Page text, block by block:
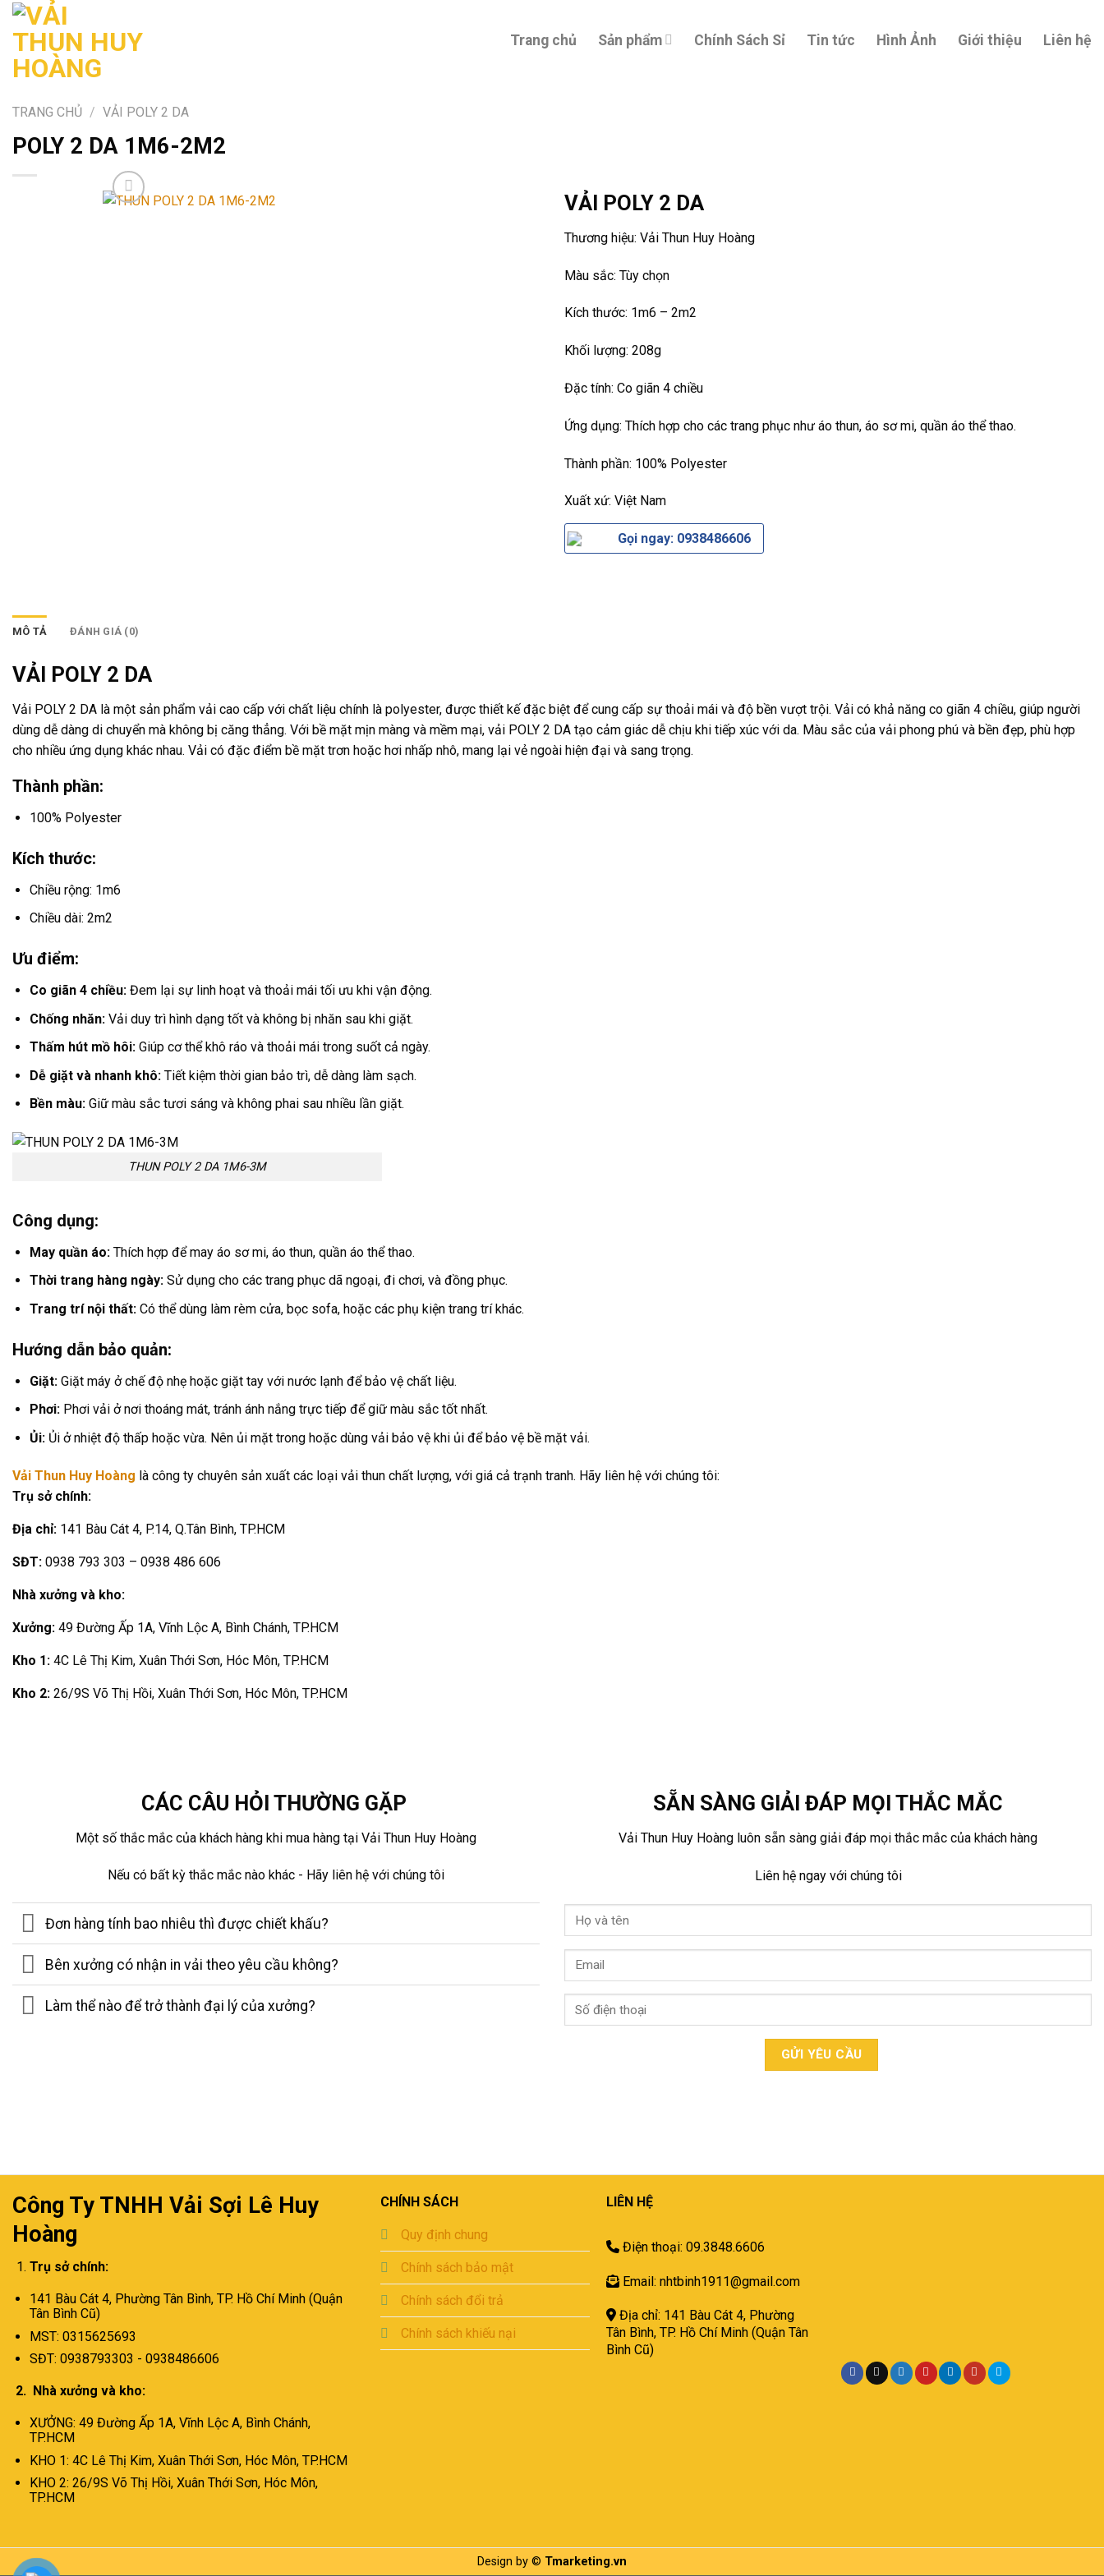
Skip
content
Trang chủ Sản phẩm Chính Sách Sỉ Tin tức Hình Ảnh Giới thiệu Liên hệ
TRANG CHỦ / VẢI POLY 2 DA
POLY 2 DA 1M6-2M2
VẢI POLY 2 DA
Thương hiệu: Vải Thun Huy Hoàng
Màu sắc: Tùy chọn
Kích thước: 1m6 – 2m2
Khối lượng: 208g
Đặc tính: Co giãn 4 chiều
Ứng dụng: Thích hợp cho các trang phục như áo thun, áo sơ mi, quần áo thể thao.
Thành phần: 100% Polyester
Xuất xứ: Việt Nam
Gọi ngay: 0938486606
MÔ TẢ ĐÁNH GIÁ (0)
VẢI POLY 2 DA
Vải POLY 2 DA là một sản phẩm vải cao cấp với chất liệu chính là polyester, được thiết kế đặc biệt để cung cấp sự thoải mái và độ bền vượt trội. Vải có khả năng co giãn 4 chiều, giúp người
dùng dễ dàng di chuyển mà không bị căng thẳng. Với bề mặt mịn màng và mềm mại, vải POLY 2 DA tạo cảm giác dễ chịu khi tiếp xúc với da. Màu sắc của vải phong phú và bền đẹp, phù hợp
cho nhiều ứng dụng khác nhau. Vải có đặc điểm bề mặt trơn hoặc hơi nhấp nhô, mang lại vẻ ngoài hiện đại và sang trọng.
Thành phần:
100% Polyester
Kích thước:
Chiều rộng: 1m6
Chiều dài: 2m2
Ưu điểm:
Co giãn 4 chiều:Đem lại sự linh hoạt và thoải mái tối ưu khi vận động.
Chống nhăn:Vải duy trì hình dạng tốt và không bị nhăn sau khi giặt.
Thấm hút mồ hôi:Giúp cơ thể khô ráo và thoải mái trong suốt cả ngày.
Dễ giặt và nhanh khô:Tiết kiệm thời gian bảo trì, dễ dàng làm sạch.
Bền màu:Giữ màu sắc tươi sáng và không phai sau nhiều lần giặt.
THUN POLY 2 DA 1M6-3M
Công dụng:
May quần áo:Thích hợp để may áo sơ mi, áo thun, quần áo thể thao.
Thời trang hàng ngày:Sử dụng cho các trang phục dã ngoại, đi chơi, và đồng phục.
Trang trí nội thất:Có thể dùng làm rèm cửa, bọc sofa, hoặc các phụ kiện trang trí khác.
Hướng dẫn bảo quản:
Giặt:Giặt máy ở chế độ nhẹ hoặc giặt tay với nước lạnh để bảo vệ chất liệu.
Phơi:Phơi vải ở nơi thoáng mát, tránh ánh nắng trực tiếp để giữ màu sắc tốt nhất.
Ủi:Ủi ở nhiệt độ thấp hoặc vừa. Nên ủi mặt trong hoặc dùng vải bảo vệ khi ủi để bảo vệ bề mặt vải.
Vải Thun Huy Hoàng là công ty chuyên sản xuất các loại vải thun chất lượng, với giá cả trạnh tranh. Hãy liên hệ với chúng tôi:
Trụ sở chính:
Địa chỉ: 141 Bàu Cát 4, P.14, Q.Tân Bình, TP.HCM
SĐT: 0938 793 303 – 0938 486 606
Nhà xưởng và kho:
Xưởng: 49 Đường Ấp 1A, Vĩnh Lộc A, Bình Chánh, TP.HCM
Kho 1: 4C Lê Thị Kim, Xuân Thới Sơn, Hóc Môn, TP.HCM
Kho 2: 26/9S Võ Thị Hồi, Xuân Thới Sơn, Hóc Môn, TP.HCM
CÁC CÂU HỎI THƯỜNG GẶP
Một số thắc mắc của khách hàng khi mua hàng tại Vải Thun Huy Hoàng
Nếu có bất kỳ thắc mắc nào khác - Hãy liên hệ với chúng tôi
Đơn hàng tính bao nhiêu thì được chiết khấu?
Bên xưởng có nhận in vải theo yêu cầu không?
Làm thể nào để trở thành đại lý của xưởng?
SẴN SÀNG GIẢI ĐÁP MỌI THẮC MẮC
Vải Thun Huy Hoàng luôn sẵn sàng giải đáp mọi thắc mắc của khách hàng
Liên hệ ngay với chúng tôi
Công Ty TNHH Vải Sợi Lê Huy
Hoàng
Trụ sở chính:
141 Bàu Cát 4, Phường Tân Bình, TP. Hồ Chí Minh (Quận
Tân Bình Cũ)
MST: 0315625693
SĐT: 0938793303 - 0938486606
2. Nhà xưởng và kho:
XƯỞNG: 49 Đường Ấp 1A, Vĩnh Lộc A, Bình Chánh,
TP.HCM
KHO 1: 4C Lê Thị Kim, Xuân Thới Sơn, Hóc Môn, TP.HCM
KHO 2: 26/9S Võ Thị Hồi, Xuân Thới Sơn, Hóc Môn,
TP.HCM
CHÍNH SÁCH
Quy định chung
Chính sách bảo mật
Chính sách đổi trả
Chính sách khiếu nại
LIÊN HỆ
Điện thoại: 09.3848.6606
Email: nhtbinh1911@gmail.com
Địa chỉ: 141 Bàu Cát 4, Phường
Tân Bình, TP. Hồ Chí Minh (Quận Tân
Bình Cũ)
Design by © Tmarketing.vn